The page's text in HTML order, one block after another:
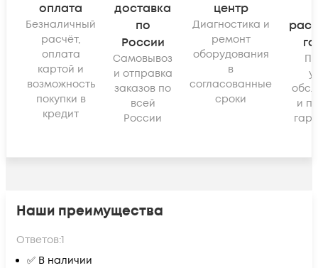
оплата
Безналичный
расчёт,
оплата
картой и
возможность
покупки в
кредит
доставка
по
России
Самовывоз
и отправка
заказов по
всей
России
центр
Диагностика и
ремонт
оборудования
в
согласованные
сроки
и
Наши преимущества
Ответов:1
✅ В наличии